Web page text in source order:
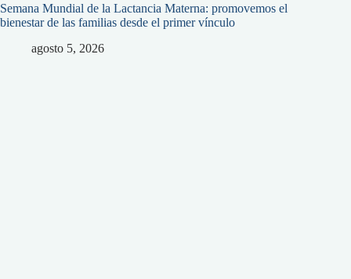
Semana Mundial de la Lactancia Materna: promovemos el
bienestar de las familias desde el primer vínculo
agosto 5, 2026